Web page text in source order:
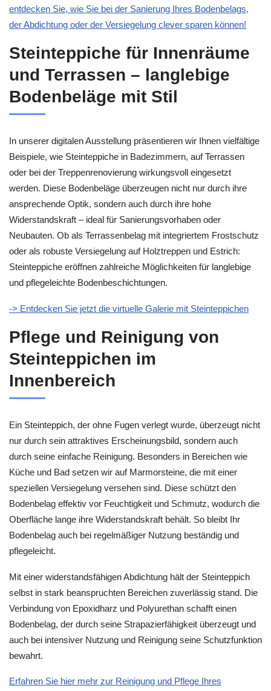
entdecken Sie, wie Sie bei der Sanierung Ihres Bodenbelags,
der Abdichtung oder der Versiegelung clever sparen können!
Steinteppiche für Innenräume
und Terrassen – langlebige
Bodenbeläge mit Stil
In unserer digitalen Ausstellung präsentieren wir Ihnen vielfältige
Beispiele, wie Steinteppiche in Badezimmern, auf Terrassen
oder bei der Treppenrenovierung wirkungsvoll eingesetzt
werden. Diese Bodenbeläge überzeugen nicht nur durch ihre
ansprechende Optik, sondern auch durch ihre hohe
Widerstandskraft – ideal für Sanierungsvorhaben oder
Neubauten. Ob als Terrassenbelag mit integriertem Frostschutz
oder als robuste Versiegelung auf Holztreppen und Estrich:
Steinteppiche eröffnen zahlreiche Möglichkeiten für langlebige
und pflegeleichte Bodenbeschichtungen.
-> Entdecken Sie jetzt die virtuelle Galerie mit Steinteppichen
Pflege und Reinigung von
Steinteppichen im
Innenbereich
Ein Steinteppich, der ohne Fugen verlegt wurde, überzeugt nicht
nur durch sein attraktives Erscheinungsbild, sondern auch
durch seine einfache Reinigung. Besonders in Bereichen wie
Küche und Bad setzen wir auf Marmorsteine, die mit einer
speziellen Versiegelung versehen sind. Diese schützt den
Bodenbelag effektiv vor Feuchtigkeit und Schmutz, wodurch die
Oberfläche lange ihre Widerstandskraft behält. So bleibt Ihr
Bodenbelag auch bei regelmäßiger Nutzung beständig und
pflegeleicht.
Mit einer widerstandsfähigen Abdichtung hält der Steinteppich
selbst in stark beanspruchten Bereichen zuverlässig stand. Die
Verbindung von Epoxidharz und Polyurethan schafft einen
Bodenbelag, der durch seine Strapazierfähigkeit überzeugt und
auch bei intensiver Nutzung und Reinigung seine Schutzfunktion
bewahrt.
Erfahren Sie hier mehr zur Reinigung und Pflege Ihres